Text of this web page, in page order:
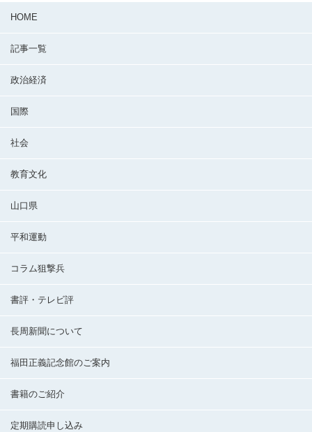
HOME
記事一覧
政治経済
国際
社会
教育文化
山口県
平和運動
コラム狙撃兵
書評・テレビ評
長周新聞について
福田正義記念館のご案内
書籍のご紹介
定期購読申し込み